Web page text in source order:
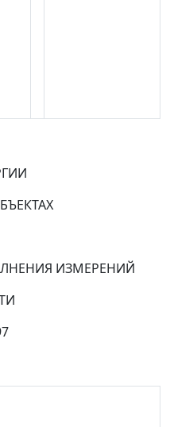
ИЗМЕРЕНИЙ